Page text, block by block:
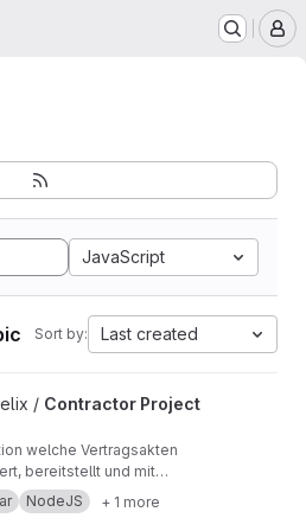
JavaScript
Sort by: Last created
/ Contractor Project
welche Vertragsakten
bereitstellt und mit
Angular, Node.js,
HTML, SCSS, TypeScript
NodeJS + 1 more